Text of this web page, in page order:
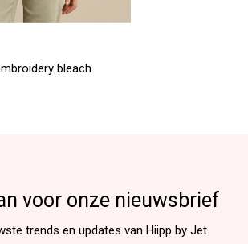
bleach
voor onze nieuwsbrief
trends en updates van Hiipp by Jet